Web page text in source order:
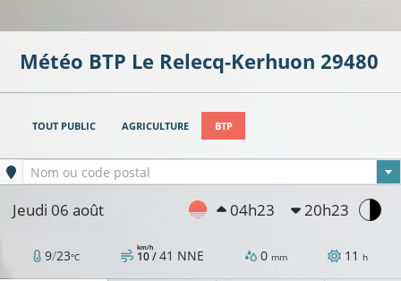
Météo BTP Le Relecq-Kerhuon 29480
TOUT PUBLIC AGRICULTURE BTP
Ville sélectionnée
Nom ou code postal
Jeudi 06 août 04h23 20h23
9/23°C 10 /
km/h 41 NNE 0 mm 11 h